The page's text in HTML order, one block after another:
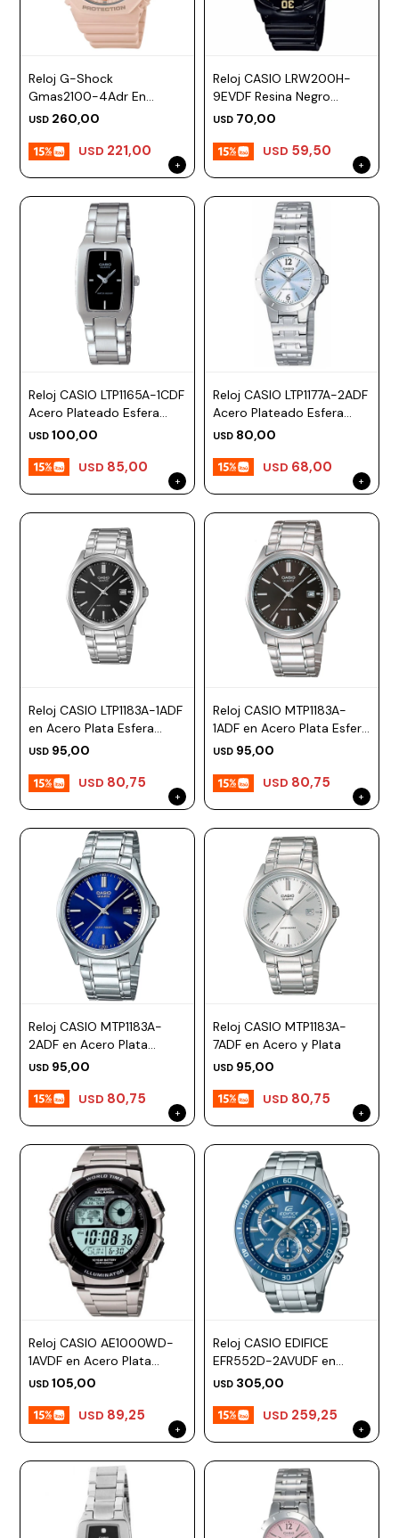
Reloj G-Shock
Gmas2100-4Adr En
Resina Rosado
USD 260,00
USD 221,00
Reloj CASIO LRW200H-
9EVDF Resina Negro
Esfera 34mm
USD 70,00
USD 59,50
Reloj CASIO LTP1165A-1CDF
Acero Plateado Esfera
21mm
USD 100,00
USD 85,00
Reloj CASIO LTP1177A-2ADF
Acero Plateado Esfera
25mm
USD 80,00
USD 68,00
Reloj CASIO LTP1183A-1ADF
en Acero Plata Esfera
32mm
USD 95,00
USD 80,75
Reloj CASIO MTP1183A-
1ADF en Acero Plata Esfera
42mm
USD 95,00
USD 80,75
Reloj CASIO MTP1183A-
2ADF en Acero Plata
Esfera 38mm
USD 95,00
USD 80,75
Reloj CASIO MTP1183A-
7ADF en Acero y Plata
USD 95,00
USD 80,75
Reloj CASIO AE1000WD-
1AVDF en Acero Plata
Esfera 48mm
USD 105,00
USD 89,25
Reloj CASIO EDIFICE
EFR552D-2AVUDF en
Acero Plateado Esfera
USD 305,00
USD 259,25